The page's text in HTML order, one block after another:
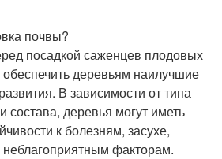
почвы?
посадкой саженцев плодовых
деревьям наилучшие
В зависимости от типа
состава, деревья могут иметь
к болезням, засухе,
факторам.